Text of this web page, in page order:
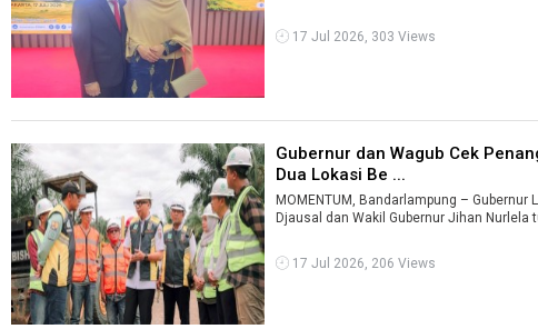
17 Jul 2026, 303 Views
Gubernur dan Wagub Cek
Dua Lokasi Be ...
MOMENTUM, Bandarlampung – Gubernur
Djausal dan Wakil Gubernur Jihan Nurlela
17 Jul 2026, 206 Views